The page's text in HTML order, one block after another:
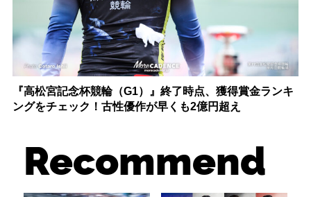
『高松宮記念杯競輪（G1）』終了時点、獲得賞金ランキ
ングをチェック！古性優作が早くも2億円超え
Recommend